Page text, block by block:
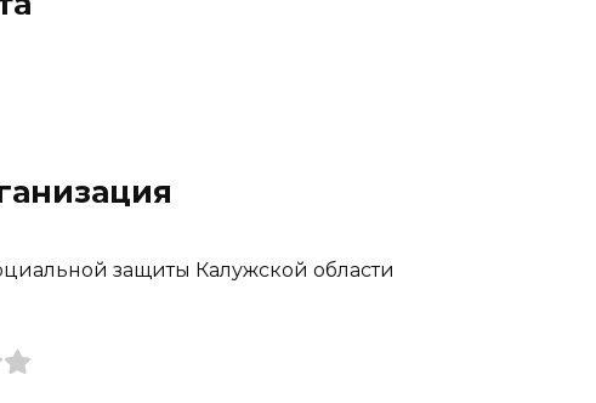
защиты Калужской области